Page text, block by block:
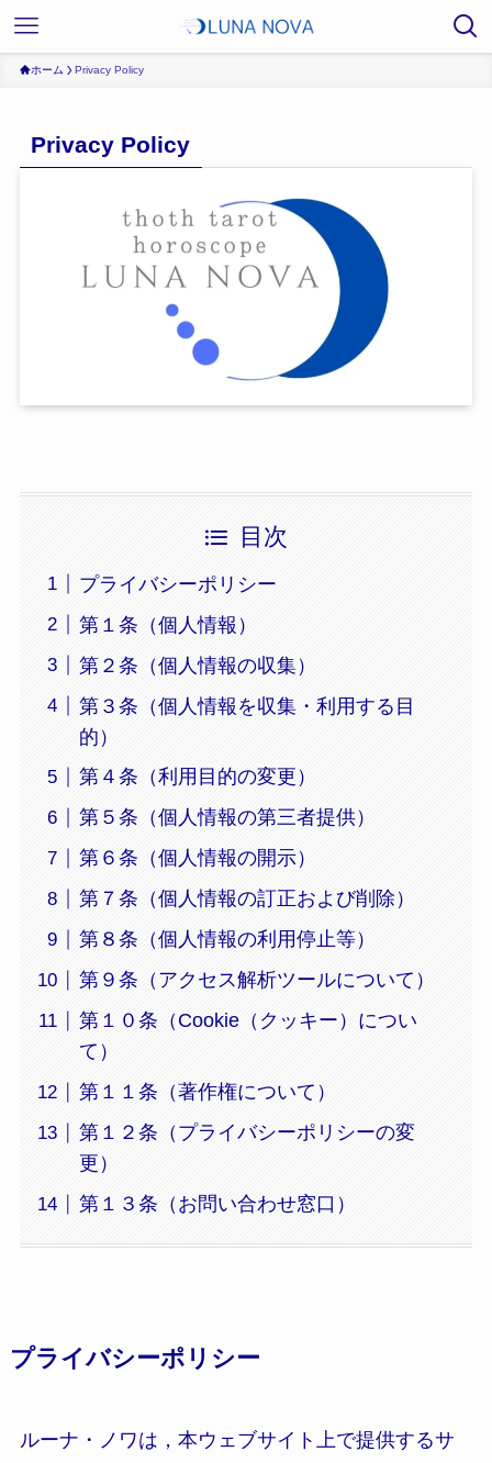
ホーム Privacy Policy
Privacy Policy
目次
プライバシーポリシー
第１条（個人情報）
第２条（個人情報の収集）
第３条（個人情報を収集・利用する目
的）
第４条（利用目的の変更）
第５条（個人情報の第三者提供）
第６条（個人情報の開示）
第７条（個人情報の訂正および削除）
第８条（個人情報の利用停止等）
第９条（アクセス解析ツールについて）
第１０条（Cookie（クッキー）につい
て）
第１１条（著作権について）
第１２条（プライバシーポリシーの変
更）
第１３条（お問い合わせ窓口）
プライバシーポリシー
ルーナ・ノワは，本ウェブサイト上で提供するサ